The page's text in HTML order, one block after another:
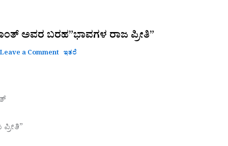
ಅವರ ಬರಹ”ಭಾವಗಳ ರಾಜ ಪ್ರೀತಿ”
Leave a Comment ಇತರೆ